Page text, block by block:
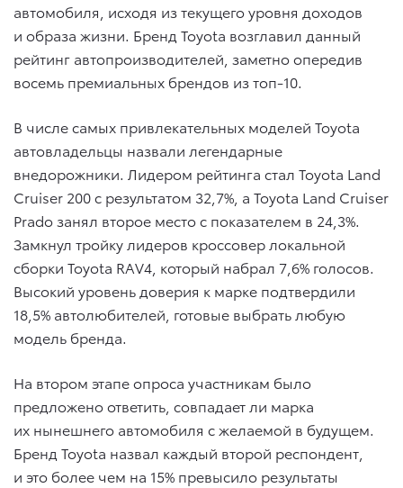
автомобиля, исходя из текущего уровня доходов
и образа жизни. Бренд Toyota возглавил данный
рейтинг автопроизводителей, заметно опередив
восемь премиальных брендов из топ-10.
В числе самых привлекательных моделей Toyota
автовладельцы назвали легендарные
внедорожники. Лидером рейтинга стал Toyota Land
Cruiser 200 c результатом 32,7%, а Toyota Land Cruiser
Prado занял второе место с показателем в 24,3%.
Замкнул тройку лидеров кроссовер локальной
сборки Toyota RAV4, который набрал 7,6% голосов.
Высокий уровень доверия к марке подтвердили
18,5% автолюбителей, готовые выбрать любую
модель бренда.
На втором этапе опроса участникам было
предложено ответить, совпадает ли марка
их нынешнего автомобиля с желаемой в будущем.
Бренд Toyota назвал каждый второй респондент,
и это более чем на 15% превысило результаты